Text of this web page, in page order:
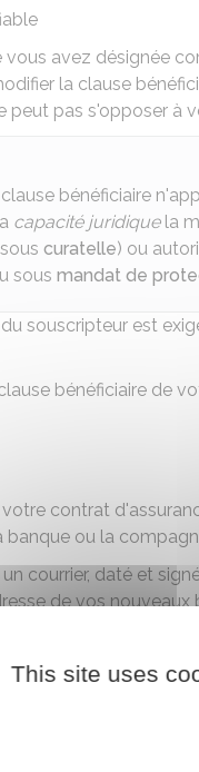
vous avez désignée
la clause
peut pas s'opposer à
bénéficiaire
capacité juridiquela
curatelle) ou
sous mandat de
souscripteur est
bénéficiaire de
contrat
ou la
courrier, daté et
de vos
la modification faite,
rappelez les
et désignez vos
en fixant la
This site uses